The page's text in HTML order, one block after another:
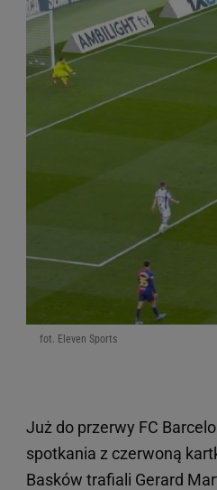
fot. Eleven Sports
Już do przerwy FC
spotkania z czerwoną
Basków trafiali Gerard